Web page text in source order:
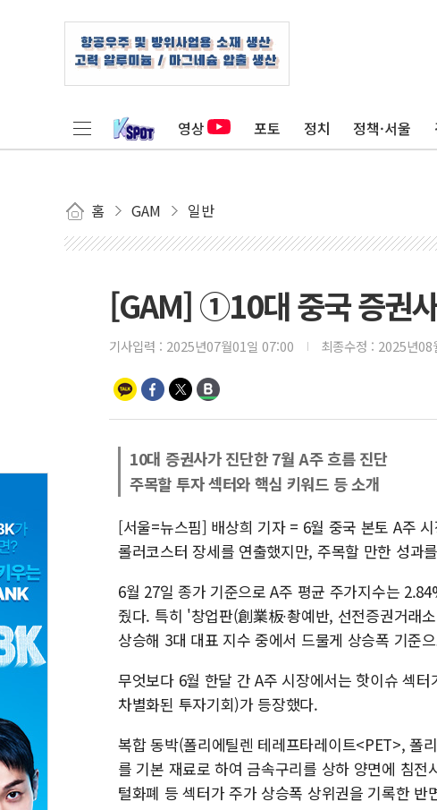
영상 포토 정치 정책·서울
홈 GAM 일반
[GAM] ①10대 중국 증권
기사입력 : 2025년07월01일 07:00 최종수정 : 2025년08
10대 증권사가 진단한 7월 A주 흐름 진단
주목할 투자 섹터와 핵심 키워드 등 소개
[서울=뉴스핌] 배상희 기자 = 6월 중국 본토 A주
롤러코스터 장세를 연출했지만, 주목할 만한 성과
6월 27일 종가 기준으로 A주 평균 주가지수는
줬다. 특히 '창업판(創業板∙촹예반, 선전증권거래
상승해 3대 대표 지수 중에서 드물게 상승폭 기준
무엇보다 6월 한달 간 A주 시장에서는 핫이슈 섹
차별화된 투자기회)가 등장했다.
복합 동박(폴리에틸렌 테레프타레이트<PET>, 폴
를 기본 재료로 하여 금속구리를 상하 양면에 침
털화폐 등 섹터가 주가 상승폭 상위권을 기록한